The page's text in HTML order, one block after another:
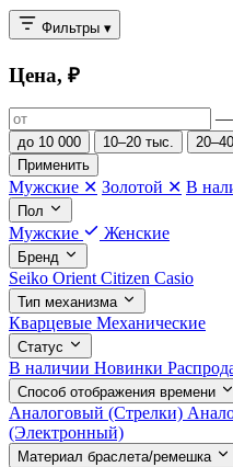
Фильтры ▾
Цена, ₽
—
до 10 000 10–20 тыс.
Применить
Мужские ✕ Золотой ✕ В
Пол
Мужские Женские
Бренд
Seiko Orient Citizen Casio
Тип механизма
Кварцевые Механические
Статус
В наличии Новинки
Способ отображения времени
Аналоговый (Стрелки)
(Электронный)
Материал браслета/ремешка